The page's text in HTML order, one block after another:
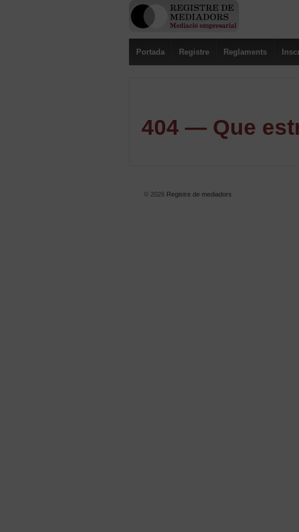
Portada Registre Reglaments
404 — Que
© 2026 Registre de mediadors